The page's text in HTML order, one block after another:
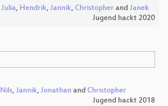
Julia, Hendrik, Jannik, Christopher and Janek
Jugend hackt 2020
Nils, Jannik, Jonathan and Christopher
Jugend hackt 2018